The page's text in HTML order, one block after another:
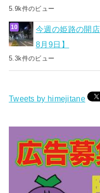
5.9k件のビュー
今週の姫路の開
8月9日】
5.3k件のビュー
Tweets by himejitane